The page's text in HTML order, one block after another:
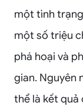
một tình
một số triệu
phá hoại và
gian. Nguyên
thể là kết quả